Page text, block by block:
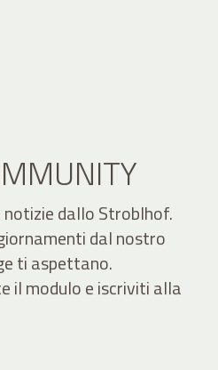
dallo Stroblhof.
dal nostro
ti aspettano.
il modulo e iscriviti alla